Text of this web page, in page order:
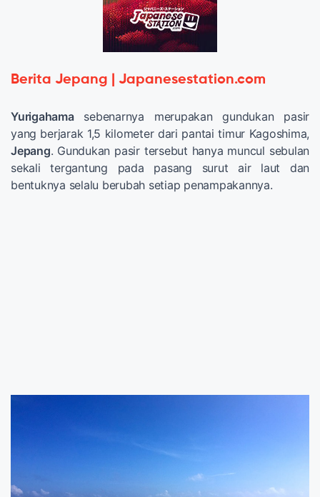
Berita Jepang | Japanesestation.com
Yurigahamasebenarnya merupakan gundukan pasir
yang berjarak 1,5 kilometer dari pantai timur Kagoshima,
Jepang. Gundukan pasir tersebut hanya muncul sebulan
sekali tergantung pada pasang surut air laut dan
bentuknya selalu berubah setiap penampakannya.